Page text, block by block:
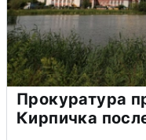
Прокуратура
Кирпичка